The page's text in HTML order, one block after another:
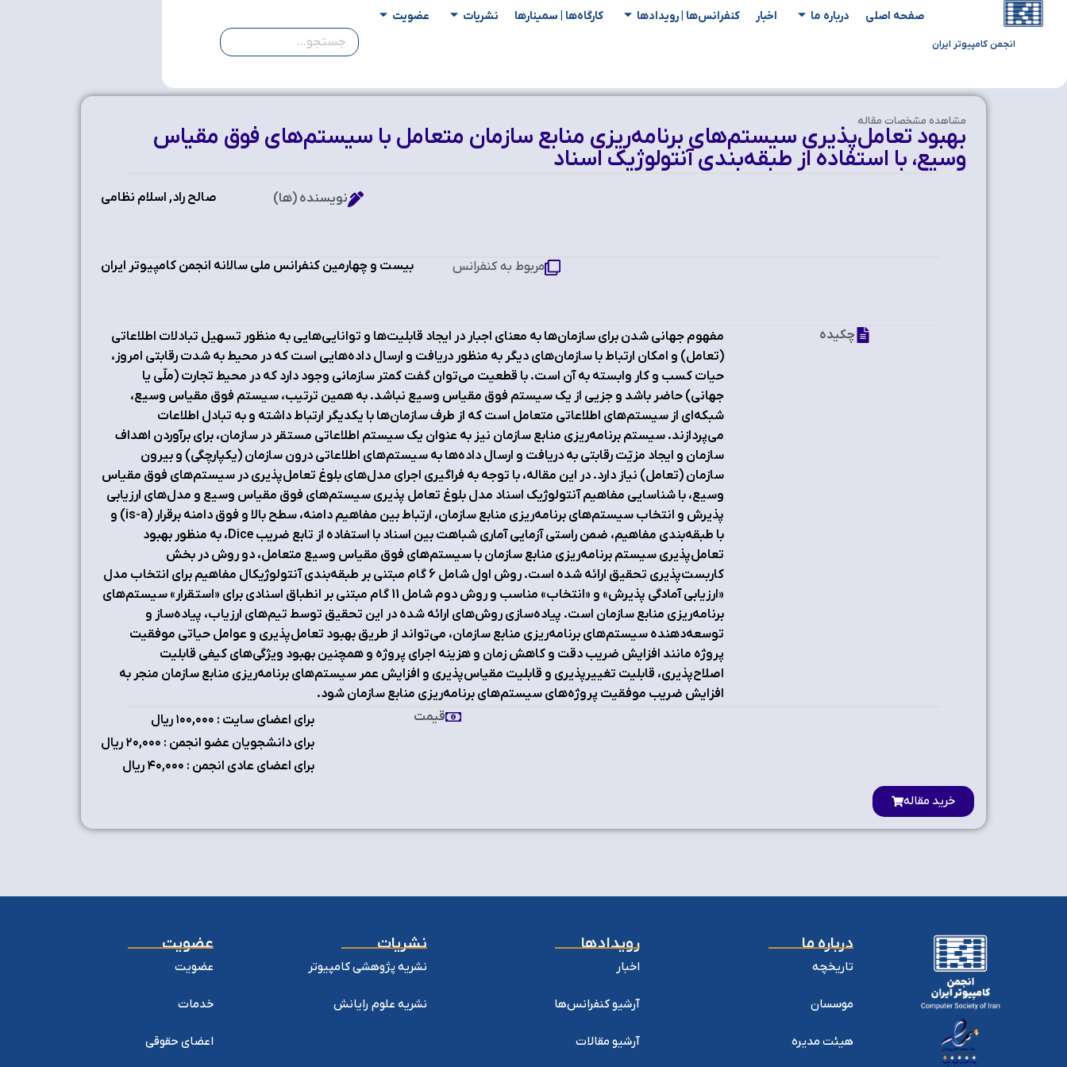
انجمن کامپیوتر ایران
صفحه اصلی درباره ما اخبار کنفرانس‌ها | رویدادها کارگاه‌ها | سمینار‌ها نشریات عضویت
مشاهده‌ مشخصات مقاله
بهبود تعامل‌پذیری سیستم‌های برنامه‌ریزی منابع سازمان متعامل با سیستم‌های فوق مقیاس
وسیع، با استفاده از طبقه‌بندی آنتولوژیک اسناد
صالح راد, اسلام نظامی نویسنده (ها)
بیست و چهارمین کنفرانس ملی سالانه انجمن کامپیوتر ایران مربوط به کنفرانس
مفهوم جهانی شدن برای سازمان‌ها به معنای اجبار در ایجاد قابلیت‌ها و توانایی‌هایی به منظور تسهیل تبادلات اطلاعاتی
(تعامل) و امکان ارتباط با سازمان‌های دیگر به منظور دریافت و ارسال داده‌هایی است که در محیط به شدت رقابتی امروز،
حیات کسب و کار وابسته به آن است. با قطعیت می‌توان گفت کمتر سازمانی وجود دارد که در محیط تجارت (ملّی یا
جهانی) حاضر باشد و جزیی از یک سیستم فوق مقیاس وسیع نباشد. به همین ترتیب، سیستم فوق مقیاس وسیع،
شبکه‌ای از سیستم‌های اطلاعاتی متعامل است که از طرف سازمان‌ها با یکدیگر ارتباط داشته و به تبادل اطلاعات
می‌پردازند. سیستم برنامه‌ریزی منابع سازمان نیز به عنوان یک سیستم اطلاعاتی مستقر در سازمان، برای برآوردن اهداف
سازمان و ایجاد مزیّت رقابتی به دریافت و ارسال داده‌ها به سیستم‌های اطلاعاتی درون سازمان (یکپارچگی) و بیرون
سازمان (تعامل) نیاز دارد. در این مقاله، با توجه به فراگیری اجرای مدل‌های بلوغ تعامل‌پذیری در سیستم‌های فوق مقیاس
وسیع، با شناسایی مفاهیم آنتولوژیک اسناد مدل بلوغ تعامل‌ پذیری سیستم‌های فوق مقیاس وسیع و مدل‌های ارزیابی
پذیرش و انتخاب سیستم‌های برنامه‌ریزی منابع سازمان، ارتباط بین مفاهیم دامنه، سطح بالا و فوق دامنه برقرار (is-a) و
با طبقه‌بندی مفاهیم، ضمن راستی آزمایی آماری شباهت بین اسناد با استفاده از تابع ضریب Dice، به منظور بهبود
تعامل‌پذیری سیستم برنامه‌ریزی منابع سازمان با سیستم‌های فوق مقیاس وسیع متعامل، دو روش در بخش
کاربست‌پذیری تحقیق ارائه شده است. روش اول شامل 6 گام مبتنی بر طبقه‌بندی آنتولوژیکال مفاهیم برای انتخاب مدل
«ارزیابی آمادگی پذیرش» و «انتخاب» مناسب و روش دوم شامل 11 گام مبتنی بر انطباق اسنادی برای «استقرار» سیستم‌های
برنامه‌ریزی منابع سازمان است. پیاده‌سازی روش‌های ارائه شده در این تحقیق توسط تیم‌های ارزیاب، پیاده‌ساز و
توسعه‌دهنده سیستم‌های برنامه‌ریزی منابع سازمان، می‌تواند از طریق بهبود تعامل‌پذیری و عوامل حیاتی موفقیت
پروژه مانند افزایش ضریب دقت و کاهش زمان و هزینه اجرای پروژه و همچنین بهبود ویژگی‌های کیفی قابلیت
اصلاح‌پذیری، قابلیت تغییرپذیری و قابلیت مقیاس‌پذیری و افزایش عمر سیستم‌های برنامه‌ریزی منابع سازمان منجر به
افزایش ضریب موفقیت پروژه‌های سیستم‌های برنامه‌ریزی منابع سازمان شود.
چکیده
برای اعضای سایت : ۱٠٠,٠٠٠ ریال
برای دانشجویان عضو انجمن : ۲٠,٠٠٠ ریال
برای اعضای عادی انجمن : ۴٠,٠٠٠ ریال
قیمت
خرید مقاله
درباره ما
تاریخچه
موسسان
هیئت مدیره
رویدادها
اخبار
آرشیو کنفرانس‌ها
آرشیو مقالات
نشریات
نشریه پژوهشی کامپیوتر
نشریه علوم رایانش
عضویت
عضویت
خدمات
اعضای حقوقی